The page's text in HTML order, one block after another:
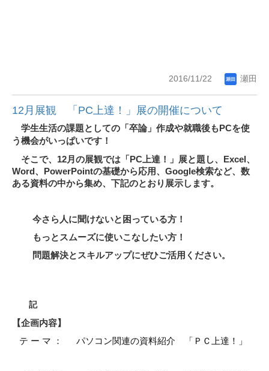
2016/11/22 瀬田
12月展観 「PC上達！」展の開催について
学生生活の課題としての「卒論」作成や就職後も PCを使
う機会がいっぱいです！
そこで、12月の展観では「 PC 上達！」展と題し、 Excel 、
Word 、 PowerPointの基礎から応用、Google検索など、数
ある資料の中から集め、下記のとおり展示します。
今さら人に聞けないと困っている方！
もっとスムーズに使いこなしたい方！
問題解決とスキルアップにぜひご活用ください。
記
【企画内容】
テ ー マ ： パソコン関連の資料紹介 「ＰＣ上達！」